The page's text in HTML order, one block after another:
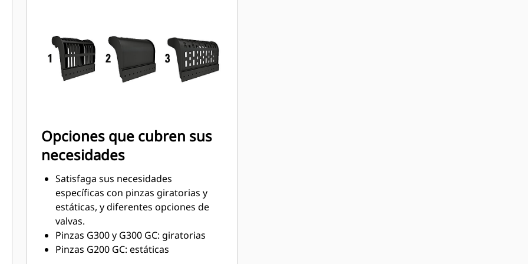
Fácil acceso a las piezas internas a
través de grandes paneles de
mantenimiento.
Saque el máximo partido a sus
Opciones que cubren sus
necesidades
Satisfaga sus necesidades
específicas con pinzas giratorias y
estáticas, y diferentes opciones de
valvas.
Pinzas G300 y G300 GC: giratorias
Pinzas G200 GC: estáticas